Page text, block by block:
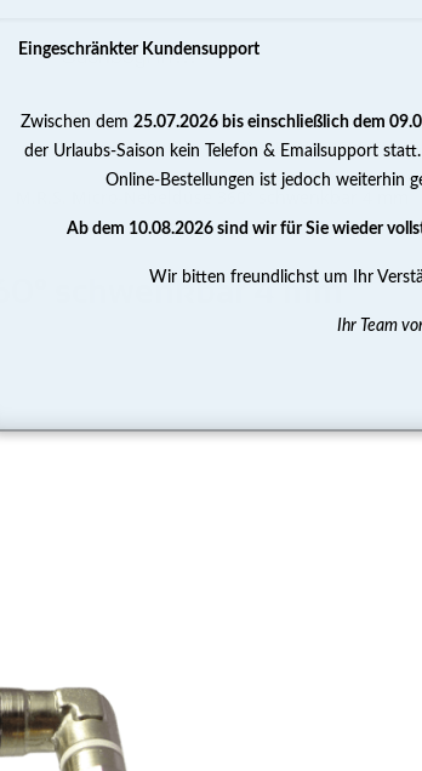
PUMPEN WASSERAUFBEREITUNG
M.R.S. Micro-Nebeldüse 360° schwenkbar 4 mm
schwenkbar 4 mm
Eingeschränkter Kundensupport
Zwischen dem 25.07.2026 bis einschließlich dem
der Urlaubs-Saison kein Telefon & Emailsupport
Online-Bestellungen ist jedoch weiterhin
Ab dem 10.08.2026 sind wir für Sie wieder
Wir bitten freundlichst um Ihr
Ihr Team